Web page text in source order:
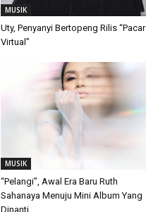
MUSIK
Uty, Penyanyi Bertopeng Rilis “Pacar
Virtual”
MUSIK
“Pelangi”, Awal Era Baru Ruth
Sahanaya Menuju Mini Album Yang
Dinanti